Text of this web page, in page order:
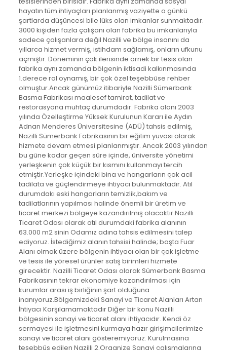
hayatın tüm ihtiyaçları planlanmış vaziyette o günkü
şartlarda düşüncesi bile lüks olan imkanlar sunmaktadır.
3000 kişiden fazla çalışanı olan fabrika bu imkanlarıyla
sadece çalışanlara değil Nazilli ve bölge insanını da
yıllarca hizmet vermiş, istihdam sağlamış, onların ufkunu
açmıştır. Döneminin çok ilerisinde örnek bir tesis olan
fabrika aynı zamanda bölgenin iktisadi kalkınmasında
1.derece rol oynamış, bir çok özel teşebbüse rehber
olmuştur.Ancak günümüz itibariyle Nazilli Sümerbank
Basma Fabrikası maalesef tamirat, tadilat ve
restorasyona muhtaç durumdadır. Fabrika alanı 2003
yılında Özelleştirme Yüksek Kurulunun Kararı ile Aydın
Adnan Menderes Üniversitesine (ADÜ) tahsis edilmiş,
Nazilli Sümerbank Fabrikasının bir eğitim yuvası olarak
hizmete devam etmesi planlanmıştır. Ancak 2003 yılından
bu güne kadar geçen süre içinde, üniversite yönetimi
yerleşkenin çok küçük bir kısmını kullanmayı tercih
etmiştir.Yerleşke içindeki bina ve hangarların çok acil
tadilata ve güçlendirmeye ihtiyacı bulunmaktadır. Atıl
durumdakı eski hangarların temizlik,bakım ve
tadilatlarının yapılması halinde önemli bir üretim ve
ticaret merkezi bölgeye kazandırılmış olacaktır.Nazilli
Ticaret Odası olarak atıl durumdaki fabrika alanının
63.000 m2 sinin Odamız adına tahsis edilmesini talep
ediyoruz. İstediğimiz alanın tahsisi halinde; başta Fuar
Alanı olmak üzere bölgenin ihtiyacı olan bir çok işletme
ve tesis ile yöresel ürünler satış birimleri hizmete
girecektir. Nazilli Ticaret Odası olarak Sümerbank Basma
Fabrikasının tekrar ekonomiye kazandırılması için
kurumlar arası iş birliğinin şart olduğuna
inanıyoruz.Bölgemizdeki Sanayi ve Ticaret Alanları Artan
İhtiyacı Karşılamamaktadır Diğer bir konu Nazilli
bölgesinin sanayi ve ticaret alanı ihtiyacıdır. Kendi öz
sermayesi ile işletmesini kurmaya hazır girişimcilerimize
sanayi ve ticaret alanı gösteremiyoruz. Kurulmasına
teşebbüs edilen Nazilli 2.Organize Sanayi çalışmalarına